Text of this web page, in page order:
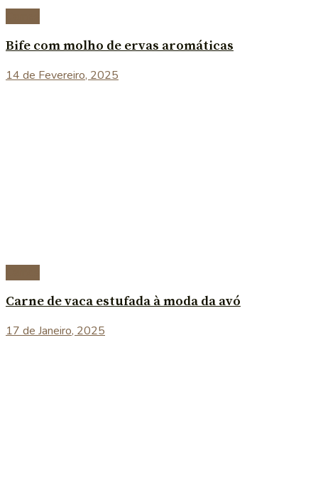
Bife com molho de ervas aromáticas
14 de Fevereiro, 2025
Carne de vaca estufada à moda da avó
17 de Janeiro, 2025